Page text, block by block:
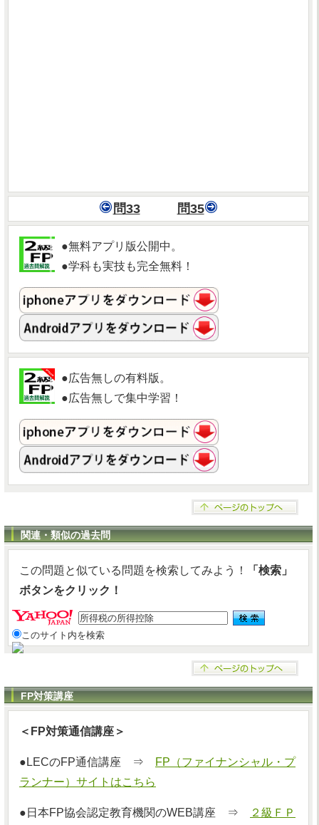
問33 問35
●無料アプリ版公開中。
●学科も実技も完全無料！
●広告無しの有料版。
●広告無しで集中学習！
関連・類似の過去問
この問題と似ている問題を検索してみよう！
「検索」
ボタンをクリック！
このサイト内を検索
FP対策講座
＜FP対策通信講座＞
●LECのFP通信講座 ⇒
FP（ファイナンシャル・プ
ランナー）サイトはこちら
●日本FP協会認定教育機関のWEB講座 ⇒
２級ＦＰ